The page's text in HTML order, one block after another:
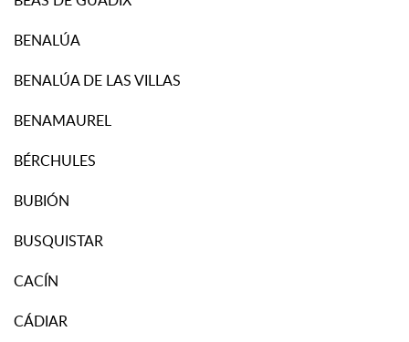
BENALÚA
BENALÚA DE LAS VILLAS
BENAMAUREL
BÉRCHULES
BUBIÓN
BUSQUISTAR
CACÍN
CÁDIAR